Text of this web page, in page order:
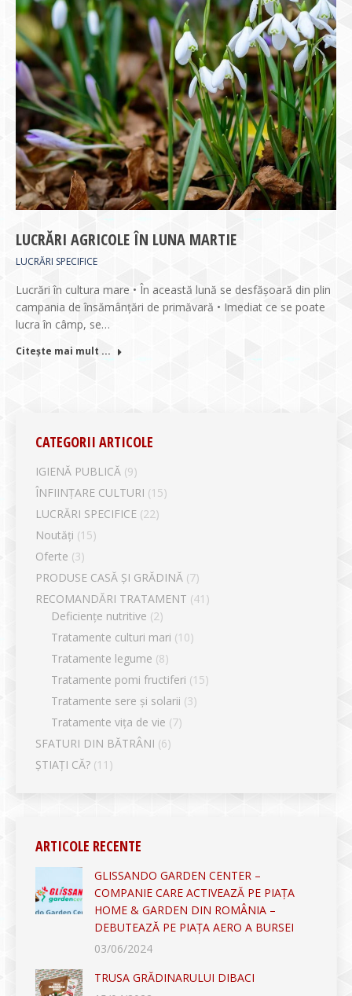
LUCRĂRI AGRICOLE ÎN LUNA MARTIE
LUCRĂRI SPECIFICE
Lucrări în cultura mare • În această lună se desfăşoară din plin
campania de însămânţări de primăvară • Imediat ce se poate
lucra în câmp, se…
Citește mai mult ...
CATEGORII ARTICOLE
IGIENĂ PUBLICĂ (9)
ÎNFIINȚARE CULTURI (15)
LUCRĂRI SPECIFICE (22)
Noutăți (15)
Oferte (3)
PRODUSE CASĂ ȘI GRĂDINĂ (7)
RECOMANDĂRI TRATAMENT (41)
Deficiențe nutritive (2)
Tratamente culturi mari (10)
Tratamente legume (8)
Tratamente pomi fructiferi (15)
Tratamente sere și solarii (3)
Tratamente vița de vie (7)
SFATURI DIN BĂTRÂNI (6)
ȘTIAȚI CĂ? (11)
ARTICOLE RECENTE
GLISSANDO GARDEN CENTER –
COMPANIE CARE ACTIVEAZĂ PE PIAȚA
HOME & GARDEN DIN ROMÂNIA –
DEBUTEAZĂ PE PIAȚA AERO A BURSEI
03/06/2024
TRUSA GRĂDINARULUI DIBACI